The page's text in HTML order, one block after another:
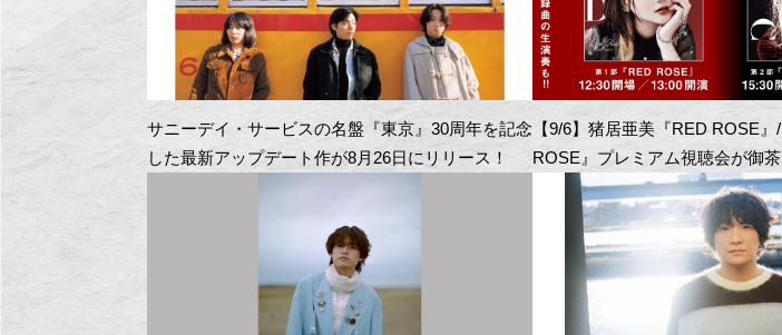
サニーデイ・サービスの名盤『東京』30周年を記念
した最新アップデート作が8月26日にリリース！
【9/6】猪居亜美『RED ROSE』
ROSE』プレミアム視聴会が御
BASEにて開催！